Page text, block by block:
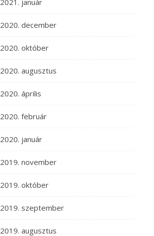
2021. január
2020. december
2020. október
2020. augusztus
2020. április
2020. február
2020. január
2019. november
2019. október
2019. szeptember
2019. augusztus